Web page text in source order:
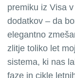
premiku iz Visa
dodatkov – da
elegantno
zlitje toliko let
sistema, ki nas
faze in cikle